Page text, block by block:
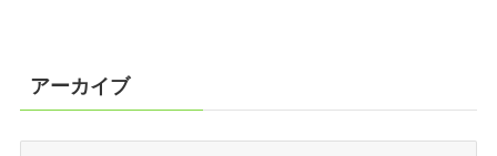
アーカイブ